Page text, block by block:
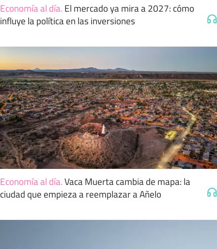
Economía al día. El mercado ya mira a 2027: cómo
influye la política en las inversiones
Economía al día.Vaca Muerta cambia de mapa: la
ciudad que empieza a reemplazar a Añelo